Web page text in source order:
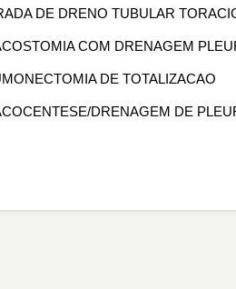
DE DRENO TUBULAR
COM DRENAGEM
DE TOTALIZACAO
DRENAGEM DE